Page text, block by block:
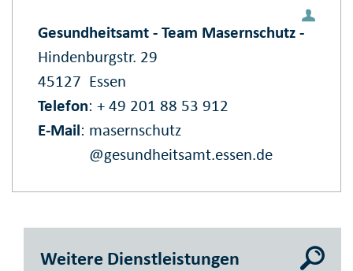
Gesundheitsamt - Team Masernschutz -
Hindenburgstr. 29
45127 Essen
Telefon: + 49 201 88 53 912
E‑Mail: masernschutz
@gesundheitsamt.essen.de
Weitere Dienstleistungen